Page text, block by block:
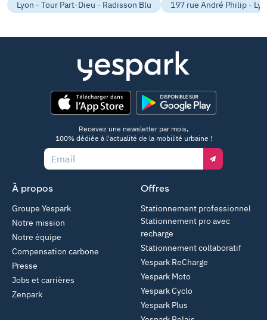
Lyon - Tour Part-Dieu - Radisson Blu 197 rue André Philip -
Recevez une newsletter par mois,
100% dédiée à l'actualité de la mobilité urbaine !
À propos
Groupe Yespark
Notre mission
Notre équipe
Compensation carbone
Presse
Jobs et carrières
Zenpark
Offres
Stationnement professionnel
Stationnement pro avec
recharge
Stationnement collaboratif
Yespark ReCharge
Yespark Moto
Yespark Cyclo
Yespark Plus